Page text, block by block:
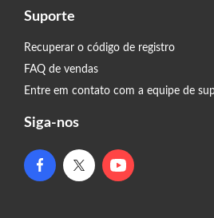
Suporte
Recuperar o código de registro
FAQ de vendas
Entre em contato com a equipe de
Siga-nos